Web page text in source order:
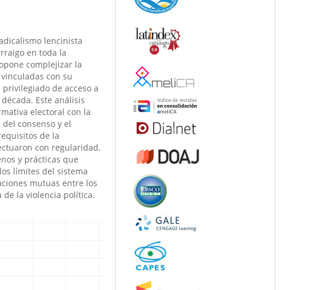
lencinista
en toda la
complejizar la
con su
de acceso a
Este análisis
electoral con la
consenso y el
de la
con regularidad.
y prácticas que
límites del sistema
mutuas entre los
la violencia política.